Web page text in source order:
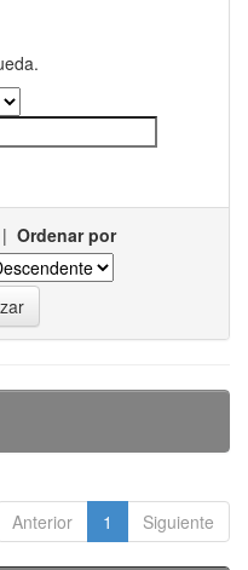
| Ordenar por
Anterior 1 Siguiente